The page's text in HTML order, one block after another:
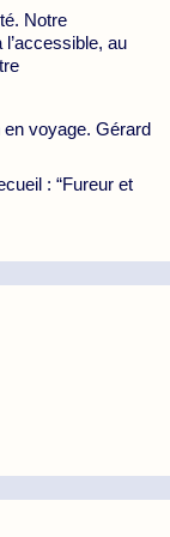
Notre
au
voyage. Gérard
: “Fureur et